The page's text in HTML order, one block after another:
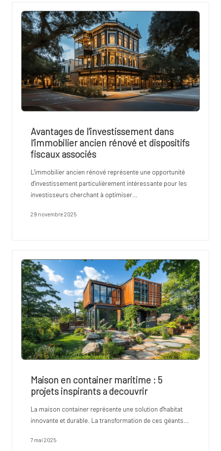
Avantages de l’investissement dans
l’immobilier ancien rénové et dispositifs
fiscaux associés
L'immobilier ancien rénové représente une opportunité
d'investissement particulièrement intéressante pour les
investisseurs cherchant à optimiser…
29 novembre 2025
Maison en container maritime : 5
projets inspirants a decouvrir
La maison container représente une solution d'habitat
innovante et durable. La transformation de ces géants…
7 mai 2025